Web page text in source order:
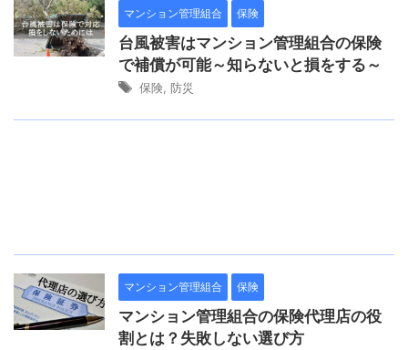
マンション管理組合 保険
台風被害はマンション管理組合の保険
で補償が可能～知らないと損をする～
保険 防災
マンション管理組合 保険
マンション管理組合の保険代理店の役
割とは？失敗しない選び方